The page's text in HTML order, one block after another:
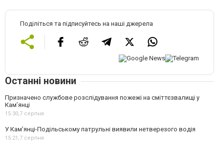
Поділіться та підписуйтесь на наші джерела
Останні новини
Призначено службове розслідування пожежі на сміттєзвалищі у
Кам’янці
15:30,7 серпня
У Кам’янці-Подільському патрульні виявили нетверезого водія
15:21,7 серпня